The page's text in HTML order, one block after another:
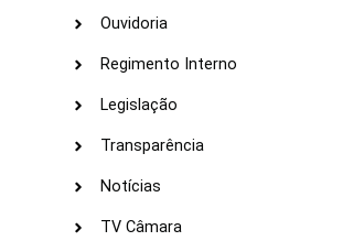
Ouvidoria
Regimento Interno
Legislação
Transparência
Notícias
TV Câmara